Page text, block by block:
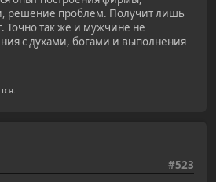
решение проблем. Получит лишь
Точно так же и мужчине не
с духами, богами и выполнения
#523